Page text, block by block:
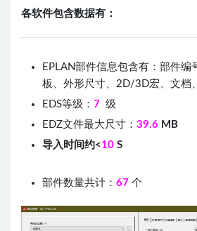
各软件包含数据有：
EPLAN部件信息包含有：部件编
板、外形尺寸、2D/3D宏、文档
EDS等级： 7 级
EDZ文件最大尺寸： 39.6 MB
导入时间约< 10 S
部件数量共计： 67 个